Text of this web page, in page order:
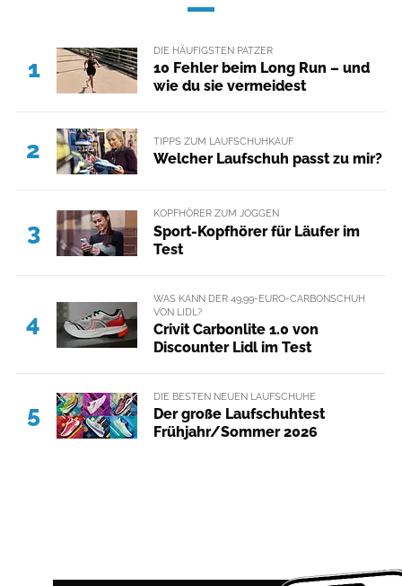
1
DIE HÄUFIGSTEN PATZER
10 Fehler beim Long Run – und
wie du sie vermeidest
2 TIPPS ZUM LAUFSCHUHKAUF
Welcher Laufschuh passt zu mir?
3
KOPFHÖRER ZUM JOGGEN
Sport-Kopfhörer für Läufer im
Test
4
WAS KANN DER 49,99-EURO-CARBONSCHUH
VON LIDL?
Crivit Carbonlite 1.0 von
Discounter Lidl im Test
5
DIE BESTEN NEUEN LAUFSCHUHE
Der große Laufschuhtest
Frühjahr/Sommer 2026